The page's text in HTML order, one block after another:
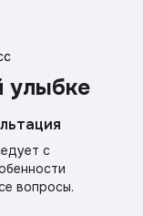
улыбке
с
вопросы.